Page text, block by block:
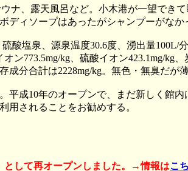
ナ、露天風呂など。小木港が一望でき
ィソープはあったがシャンプーがなか
酸塩泉、源泉温度30.6度、湧出量100L/
ン773.5mg/kg、硫酸イオン423.1mg/kg
成分合計は2228mg/kg。無色・無臭だが
平成10年のオープンで、まだ新しく館
用されることをお勧めする。
として再オープンしました。→情報はこ